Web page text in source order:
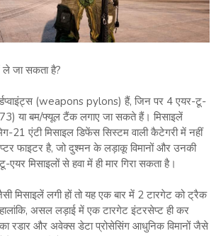
ले जा सकता है?
(weapons pylons) हैं, जिन पर 4 एयर-टू-
या बम/फ्यूल टैंक लगाए जा सकते हैं। मिसाइलें
21 एंटी मिसाइल डिफेंस सिस्‍टम वाली कैटेगरी में नहीं
फाइटर है, जो दुश्मन के लड़ाकू विमानों और उनकी
एयर मिसाइलों से हवा में ही मार गिरा सकता है।
मिसाइलें लगी हों तो यह एक बार में 2 टारगेट को ट्रैक
असल लड़ाई में एक टारगेट इंटरसेप्ट ही कर
रडार और अवेक्स डेटा प्रोसेसिंग आधुनिक विमानों जैसे